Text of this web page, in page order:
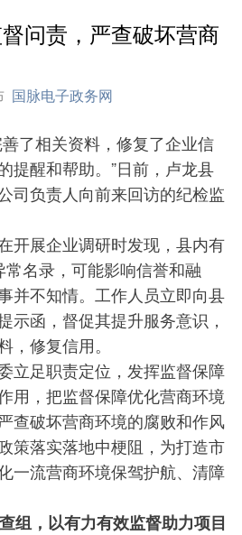
问责，严查破坏营商
国脉电子政务网
了相关资料，修复了企业信
提醒和帮助。”日前，卢龙县
司负责人向前来回访的纪检监
展企业调研时发现，县内有
名录，可能影响信誉和融
并不知情。工作人员立即向县
示函，督促其提升服务意识，
，修复信用。
足职责定位，发挥监督保障
用，把监督保障优化营商环境
查破坏营商环境的腐败和作风
策落实落地中梗阻，为打造市
一流营商环境保驾护航、清障
组，以有力有效监督助力项目